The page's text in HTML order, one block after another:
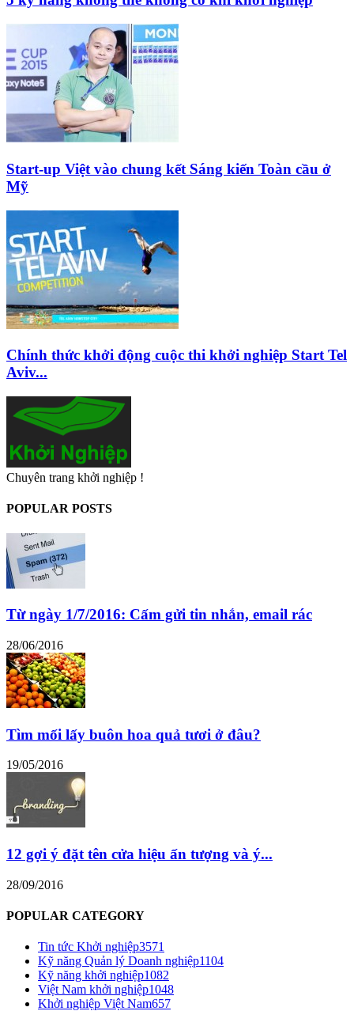
Start-up Việt vào chung kết Sáng kiến Toàn cầu ở
Mỹ
Chính thức khởi động cuộc thi khởi nghiệp Start Tel
Aviv...
Chuyên trang khởi nghiệp !
POPULAR POSTS
Từ ngày 1/7/2016: Cấm gửi tin nhắn, email rác
28/06/2016
Tìm mối lấy buôn hoa quả tươi ở đâu?
19/05/2016
12 gợi ý đặt tên cửa hiệu ấn tượng và ý...
28/09/2016
POPULAR CATEGORY
Tin tức Khởi nghiệp3571
Kỹ năng Quản lý Doanh nghiệp1104
Kỹ năng khởi nghiệp1082
Việt Nam khởi nghiệp1048
Khởi nghiệp Việt Nam657